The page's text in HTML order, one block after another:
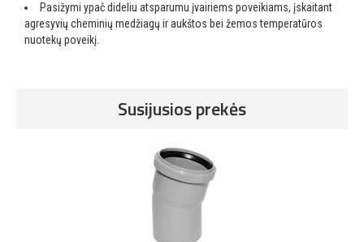
Pasižymi ypač dideliu atsparumu įvairiems poveikiams, įskaitant
agresyvių cheminių medžiagų ir aukštos bei žemos temperatūros
nuotekų poveikį.
Susijusios prekės